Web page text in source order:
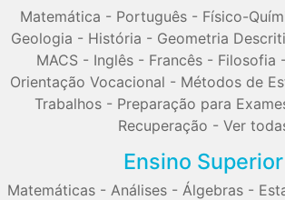
Matemática - Português- Físico-
Geologia - História - Geometria
MACS - Inglês - Francês - Filosofia
Orientação Vocacional - Métodos de
Trabalhos - Preparação para
Recuperação - Ver
Ensino Superior
Matemáticas - Análises - Álgebras -